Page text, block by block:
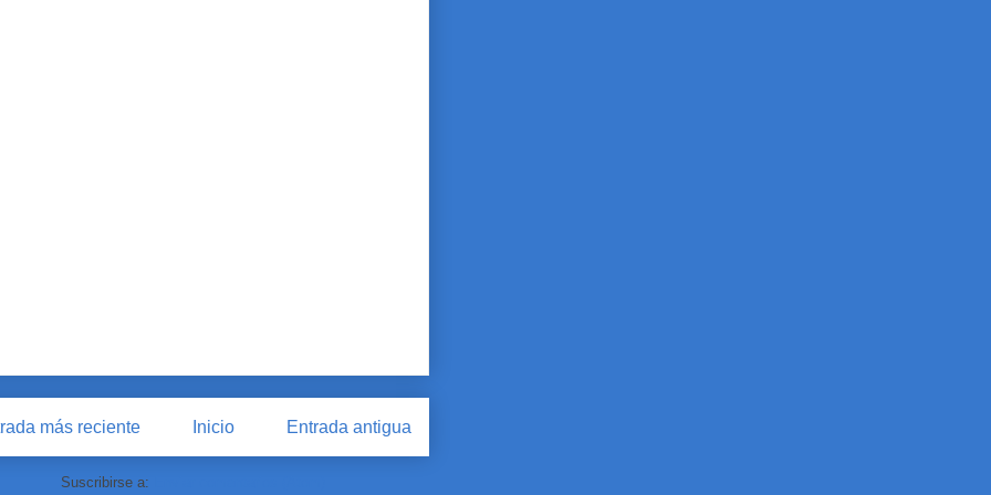
más reciente Entrada antigua
Inicio
Suscribirse a: